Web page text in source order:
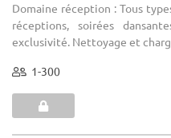
Domaine réception : Tous
réceptions, soirées
exclusivité. Nettoyage et
1-300